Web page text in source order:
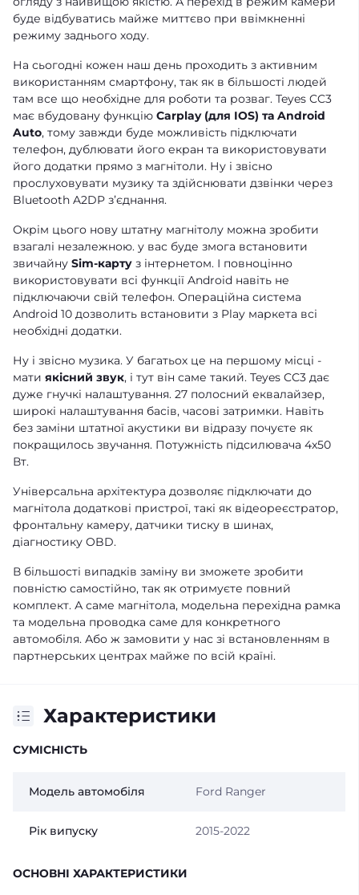
буде відбуватись майже миттєво при ввімкненні
режиму заднього ходу.
На сьогодні кожен наш день проходить з активним
використанням смартфону, так як в більшості людей
там все що необхідне для роботи та розваг. Teyes CC3
має вбудовану функцію Carplay (для IOS) та Android
Auto, тому завжди буде можливість підключати
телефон, дублювати його екран та використовувати
його додатки прямо з магнітоли. Ну і звісно
прослуховувати музику та здійснювати дзвінки через
Bluetooth A2DP зʼєднання.
Окрім цього нову штатну магнітолу можна зробити
взагалі незалежною. у вас буде змога встановити
звичайну Sim-карту з інтернетом. І повноцінно
використовувати всі функції Android навіть не
підключаючи свій телефон. Операційна система
Android 10 дозволить встановити з Play маркета всі
необхідні додатки.
Ну і звісно музика. У багатьох це на першому місці -
мати якісний звук, і тут він саме такий. Teyes CC3 дає
дуже гнучкі налаштування. 27 полосний еквалайзер,
широкі налаштування басів, часові затримки. Навіть
без заміни штатної акустики ви відразу почуєте як
покращилось звучання. Потужність підсилювача 4х50
Вт.
Універсальна архітектура дозволяє підключати до
магнітола додаткові пристрої, такі як відеореєстратор,
фронтальну камеру, датчики тиску в шинах,
діагностику OBD.
В більшості випадків заміну ви зможете зробити
повністю самостійно, так як отримуєте повний
комплект. А саме магнітола, модельна перехідна рамка
та модельна проводка саме для конкретного
автомобіля. Або ж замовити у нас зі встановленням в
партнерських центрах майже по всій країні.
Характеристики
СУМІСНІСТЬ
Модель автомобіля Ford Ranger
Рік випуску 2015-2022
ОСНОВНІ ХАРАКТЕРИСТИКИ